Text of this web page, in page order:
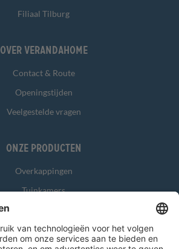
Filiaal Tilburg
Over Verandahome
Contact & Route
Openingstijden
Veelgestelde vragen
Onze producten
Overkappingen
Tuinkamers
Zonwering